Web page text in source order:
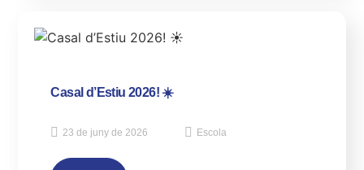
Casal d’Estiu 2026! ☀️
23 de juny de 2026 Escola